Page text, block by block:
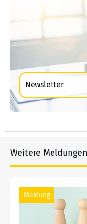
Newsletter
Weitere Meldungen
Meldung